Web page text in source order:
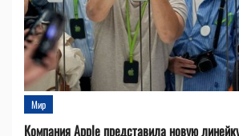
Мир
Компания Apple представила новую